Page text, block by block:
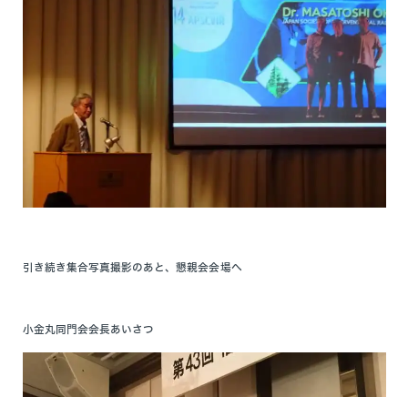
引き続き集合写真撮影のあと、懇親会会場へ
小金丸同門会会長あいさつ